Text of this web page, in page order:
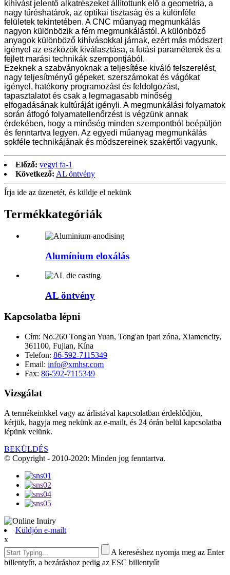
kihívást jelentő alkatrészeket állítottunk elő a geometria, a
nagy tűréshatárok, az optikai tisztaság és a különféle
felületek tekintetében. A CNC műanyag megmunkálás
nagyon különbözik a fém megmunkálástól. A különböző
anyagok különböző kihívásokkal járnak, ezért más módszert
igényel az eszközök kiválasztása, a futási paraméterek és a
fejlett marási technikák szempontjából.
Ezeknek a szabványoknak a teljesítése kiváló felszerelést,
nagy teljesítményű gépeket, szerszámokat és vágókat
igényel, hatékony programozást és feldolgozást,
tapasztalatot és csak a legmagasabb minőség
elfogadásának kultúráját igényli. A megmunkálási folyamatok
során átfogó folyamatellenőrzést is végzünk annak
érdekében, hogy a minőség minden szempontból beépüljön
és fenntartva legyen. Az egyedi műanyag megmunkálás
sokféle technikájának és módszereinek szakértői vagyunk.
Előző: vegyi fa-1
Következő: AL öntvény
Írja ide az üzenetét, és küldje el nekünk
Termékkategóriák
Alumínium eloxálás
AL öntvény
Kapcsolatba lépni
Cím: No.260 Tong'an Yuan, Tong'an ipari zóna, Xiamencity,
361100, Fujian, Kína
Telefon: 86-592-7115349
Email: info@xmhsr.com
Fax: 86-592-7115349
Vizsgálat
A termékeinkkel vagy az árlistával kapcsolatban érdeklődjön,
kérjük, hagyja meg nekünk az e-mailt, és 24 órán belül kapcsolatba
lépünk velünk.
BEKÜLDÉS
© Copyright - 2010-2020: Minden jog fenntartva.
Küldjön e-mailt
x
A kereséshez nyomja meg az Enter
billentyűt, a bezáráshoz pedig az ESC billentyűt